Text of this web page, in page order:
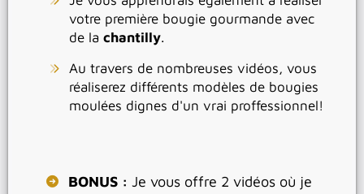
votre première bougie gourmande avec
de la chantilly.
Au travers de nombreuses vidéos, vous
réaliserez différents modèles de bougies
moulées dignes d'un vrai proffessionnel!
BONUS : Je vous offre 2 vidéos où je